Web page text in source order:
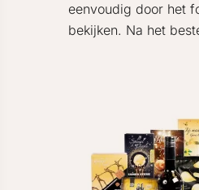
eenvoudig door het
bekijken. Na het